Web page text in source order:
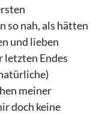
so nah, als hätten
und lieben
letzten Endes
meiner
doch keine